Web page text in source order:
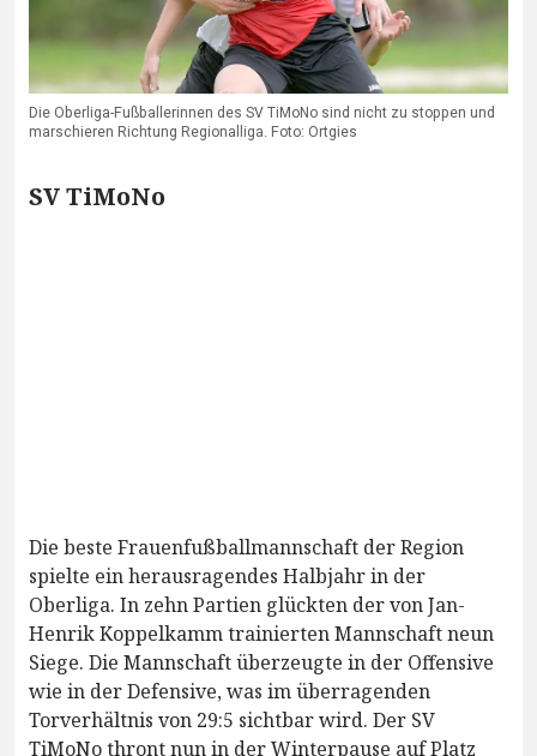
Die Oberliga-Fußballerinnen des SV TiMoNo sind nicht zu stoppen und
marschieren Richtung Regionalliga. Foto: Ortgies
SV TiMoNo
Die beste Frauenfußballmannschaft der Region
spielte ein herausragendes Halbjahr in der
Oberliga. In zehn Partien glückten der von Jan-
Henrik Koppelkamm trainierten Mannschaft neun
Siege. Die Mannschaft überzeugte in der Offensive
wie in der Defensive, was im überragenden
Torverhältnis von 29:5 sichtbar wird. Der SV
TiMoNo thront nun in der Winterpause auf Platz